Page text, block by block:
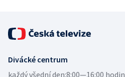
Divácké centrum
každý všední den:8:00—16:00 hodin